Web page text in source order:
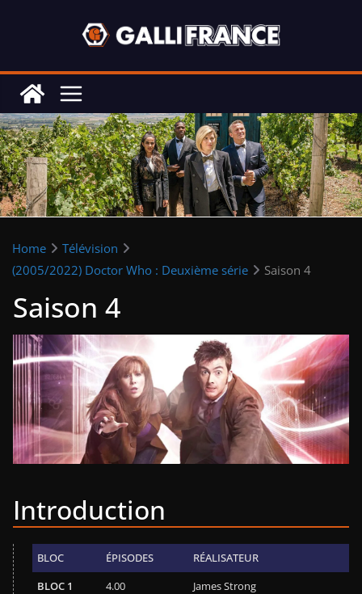
Home
Télévision
(2005/2022) Doctor Who : Deuxième série
Saison 4
Saison 4
Introduction
BLOC ÉPISODES
RÉALISATEUR
BLOC 1
4.00
James Strong